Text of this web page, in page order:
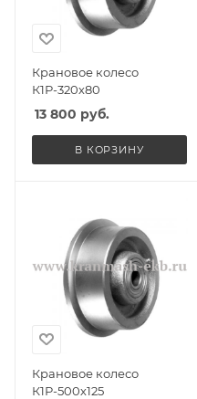
Крановое колесо
К1Р-320х80
13 800 руб.
В КОРЗИНУ
Крановое колесо
К1Р-500х125